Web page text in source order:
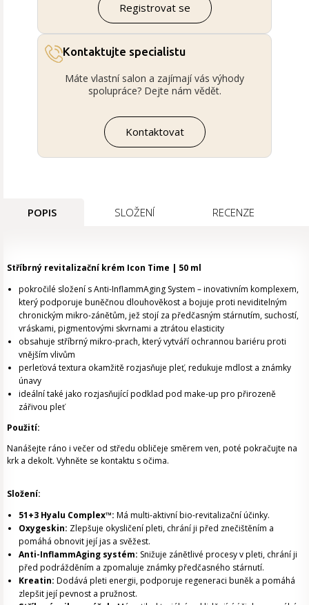
Registrovat se
Kontaktujte specialistu
Máte vlastní salon a zajímají vás výhody
spolupráce? Dejte nám vědět.
Kontaktovat
POPIS SLOŽENÍ RECENZE
Stříbrný revitalizační krém Icon Time | 50 ml
pokročilé složení s Anti-InflammAging System – inovativním komplexem,
který podporuje buněčnou dlouhověkost a bojuje proti neviditelným
chronickým mikro-zánětům, jež stojí za předčasným stárnutím, suchostí,
vráskami, pigmentovými skvrnami a ztrátou elasticity
obsahuje stříbrný mikro-prach, který vytváří ochrannou bariéru proti
vnějším vlivům
perleťová textura okamžitě rozjasňuje pleť, redukuje mdlost a známky
únavy
ideální také jako rozjasňující podklad pod make-up pro přirozeně
zářivou pleť
Použití:
Nanášejte ráno i večer od středu obličeje směrem ven, poté pokračujte na
krk a dekolt. Vyhněte se kontaktu s očima.
Složení:
51+3 Hyalu Complex™: Má multi-aktivní bio-revitalizační účinky.
Oxygeskin: Zlepšuje okysličení pleti, chrání ji před znečištěním a
pomáhá obnovit její jas a svěžest.
Anti-InflammAging systém: Snižuje zánětlivé procesy v pleti, chrání ji
před podrážděním a zpomaluje známky předčasného stárnutí.
Kreatin: Dodává pleti energii, podporuje regeneraci buněk a pomáhá
zlepšit její pevnost a pružnost.